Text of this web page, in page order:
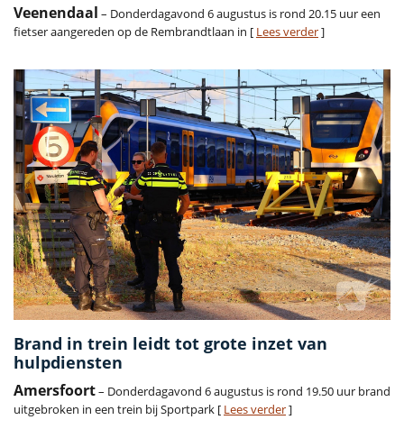
Veenendaal – Donderdagavond 6 augustus is rond 20.15 uur een
fietser aangereden op de Rembrandtlaan in [ Lees verder]
Brand in trein leidt tot grote inzet van
hulpdiensten
Amersfoort– Donderdagavond 6 augustus is rond 19.50 uur brand
uitgebroken in een trein bij Sportpark [ Lees verder]